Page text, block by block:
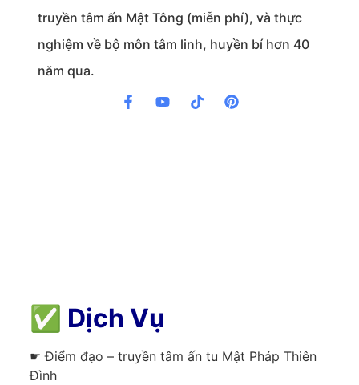
truyền tâm ấn Mật Tông (miễn phí), và thực
nghiệm về bộ môn tâm linh, huyền bí hơn 40
năm qua.
✅ Dịch Vụ
☛ Điểm đạo – truyền tâm ấn tu Mật Pháp Thiên
Đình